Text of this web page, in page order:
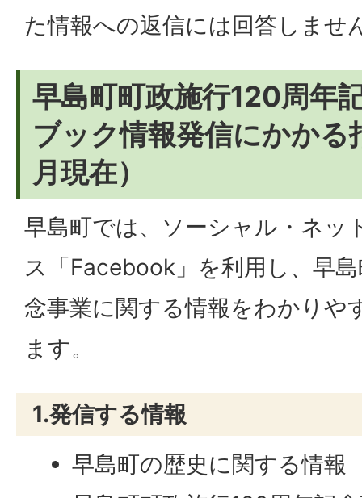
た情報への返信には回答しませ
早島町町政施行120周年
ブック情報発信にかかる
月現在）
早島町では、ソーシャル・ネッ
ス「Facebook」を利用し、早
念事業に関する情報をわかりや
ます。
1.発信する情報
早島町の歴史に関する情報